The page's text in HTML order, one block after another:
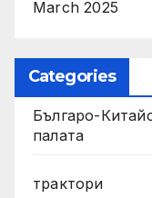
March 2025
Categories
Българо-
палата
трактори